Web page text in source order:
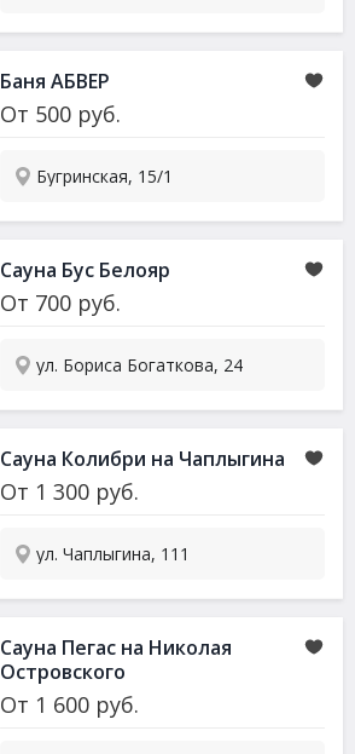
Баня АБВЕР
От 500 руб.
Бугринская, 15/1
Сауна Бус Белояр
От 700 руб.
ул. Бориса Богаткова, 24
Сауна Колибри на Чаплыгина
От 1 300 руб.
ул. Чаплыгина, 111
Сауна Пегас на Николая
Островского
От 1 600 руб.